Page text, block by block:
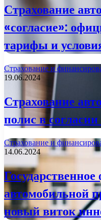
Страхование
«согласие»:
тарифы и
Страхование и
19.06.2024
Страхование
полис в
Страхование и
14.06.2024
автомобильной
новый виток